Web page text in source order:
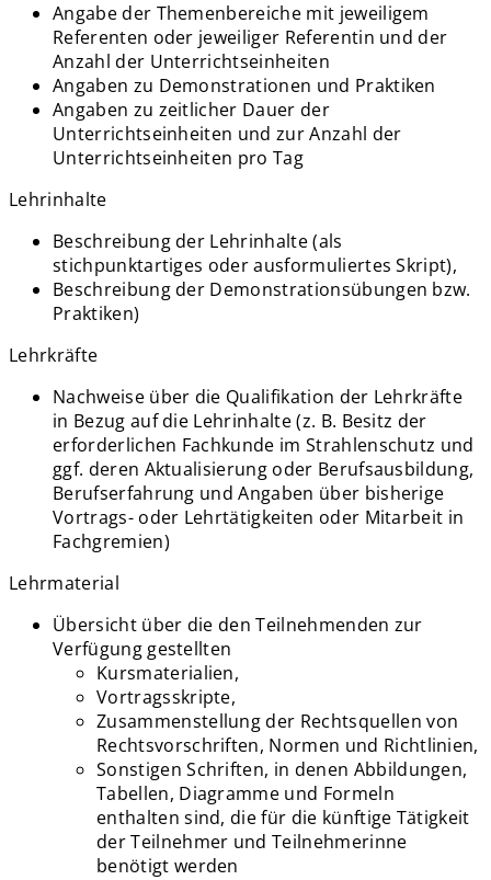
Angabe der Themenbereiche mit jeweiligem
Referenten oder jeweiliger Referentin und der
Anzahl der Unterrichtseinheiten
Angaben zu Demonstrationen und Praktiken
Angaben zu zeitlicher Dauer der
Unterrichtseinheiten und zur Anzahl der
Unterrichtseinheiten pro Tag
Lehrinhalte
Beschreibung der Lehrinhalte (als
stichpunktartiges oder ausformuliertes Skript),
Beschreibung der Demonstrationsübungen bzw.
Praktiken)
Lehrkräfte
Nachweise über die Qualifikation der Lehrkräfte
in Bezug auf die Lehrinhalte (z. B. Besitz der
erforderlichen Fachkunde im Strahlenschutz und
ggf. deren Aktualisierung oder Berufsausbildung,
Berufserfahrung und Angaben über bisherige
Vortrags- oder Lehrtätigkeiten oder Mitarbeit in
Fachgremien)
Lehrmaterial
Übersicht über die den Teilnehmenden zur
Verfügung gestellten
Kursmaterialien,
Vortragsskripte,
Zusammenstellung der Rechtsquellen von
Rechtsvorschriften, Normen und Richtlinien,
Sonstigen Schriften, in denen Abbildungen,
Tabellen, Diagramme und Formeln
enthalten sind, die für die künftige Tätigkeit
der Teilnehmer und Teilnehmerinne
benötigt werden